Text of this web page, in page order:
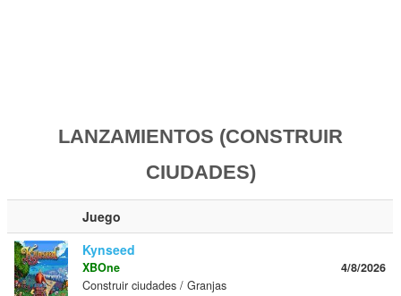
LANZAMIENTOS (CONSTRUIR
CIUDADES)
Juego
Kynseed
4/8/2026
XBOne
Construir ciudades / Granjas